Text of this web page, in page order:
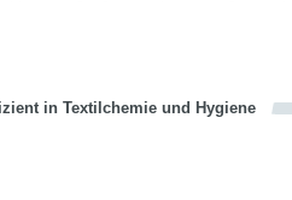
in Textilchemie und Hygiene